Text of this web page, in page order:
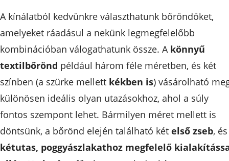
A kínálatból kedvünkre választhatunk bőröndöket,
amelyeket ráadásul a nekünk legmegfelelőbb
kombinációban válogathatunk össze. A könnyű
textilbőrönd például három féle méretben, és két
színben (a szürke mellett kékben is) vásárolható
különösen ideális olyan utazásokhoz, ahol a súly
fontos szempont lehet. Bármilyen méret mellett is
döntsünk, a bőrönd elején található két első zseb,
kétutas, poggyászlakathoz megfelelő